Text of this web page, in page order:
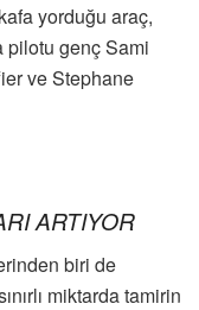
yorduğu araç,
pilotu genç Sami
ve Stephane
ARTIYOR
biri de
miktarda tamirin